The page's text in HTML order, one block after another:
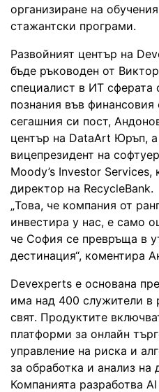
организиране на
стажантски програми.
Развойният център на
бъде ръководен от
специалист в ИТ сферата
познания във
сегашния си пост,
център на DataArt Юръп,
вицепрезидент на
Moody’s Investor Services,
директор на RecycleBank.
„Това, че компания от
инвестира у нас, е само
че София се превръща в
дестинация“, коментира
Devexperts е основана
има над 400 служители в
свят. Продуктите
платформи за онлайн
управление на риска и
за обработка и анализ на
Компанията разработва